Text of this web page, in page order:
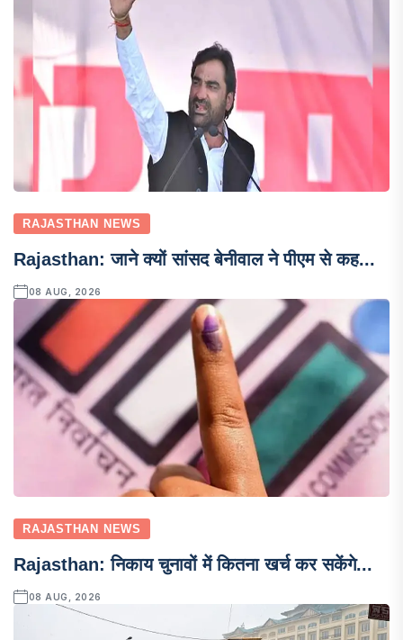
RAJASTHAN NEWS
Rajasthan: जाने क्यों सांसद बेनीवाल ने पीएम से कह...
08 AUG, 2026
RAJASTHAN NEWS
Rajasthan: निकाय चुनावों में कितना खर्च कर सकेंगे...
08 AUG, 2026